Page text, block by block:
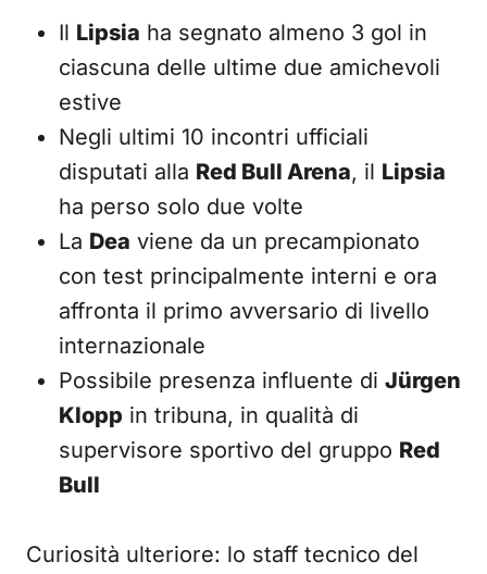
Il Lipsia ha segnato almeno 3 gol in
ciascuna delle ultime due amichevoli
estive
Negli ultimi 10 incontri ufficiali
disputati alla Red Bull Arena, il Lipsia
ha perso solo due volte
La Dea viene da un precampionato
con test principalmente interni e ora
affronta il primo avversario di livello
internazionale
Possibile presenza influente di Jürgen
Klopp in tribuna, in qualità di
supervisore sportivo del gruppo Red
Bull
Curiosità ulteriore: lo staff tecnico del